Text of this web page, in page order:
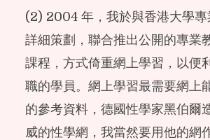
(2) 2004 年，我於與香港大學專
詳細策劃，聯合推出公開的專業
課程，方式倚重網上學習，以便
職的學員。網上學習最需要網上
的參考資料，德國性學家黑伯爾
威的性學網，我當然要用他的網